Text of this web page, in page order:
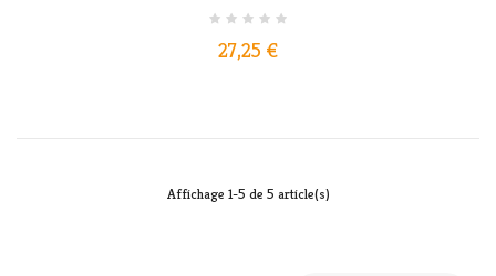
Prix
27,25 €
Affichage 1-5 de 5 article(s)